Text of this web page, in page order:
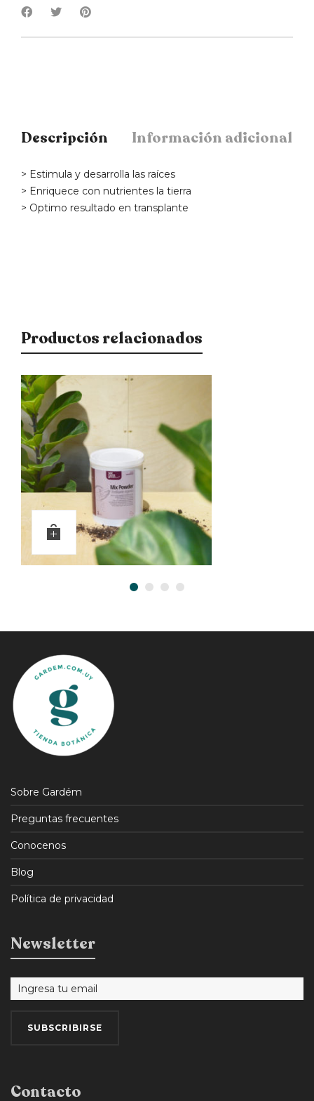
Descripción Información adicional
> Estimula y desarrolla las raíces
> Enriquece con nutrientes la tierra
> Optimo resultado en transplante
Productos relacionados
Sobre Gardém
Preguntas frecuentes
Conocenos
Blog
Política de privacidad
Newsletter
Contacto